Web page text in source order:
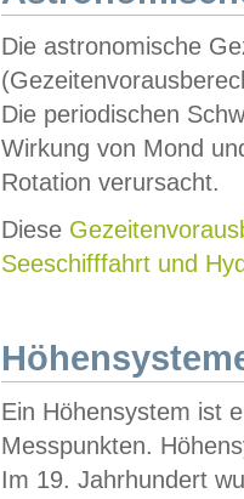
Die astronomische
Die periodischen
Wirkung von Mond
Rotation verursacht.
Diese
Seeschifffahrt und
Ein Höhensystem ist
Messpunkten.
Im 19. Jahrhundert